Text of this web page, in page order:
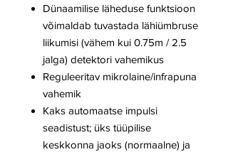
Dünaamilise läheduse funktsioon
võimaldab tuvastada lähiümbruse
liikumisi (vähem kui 0.75m / 2.5
jalga) detektori vahemikus
Reguleeritav mikrolaine/infrapuna
vahemik
Kaks automaatse impulsi
seadistust; üks tüüpilise
keskkonna jaoks (normaalne) ja